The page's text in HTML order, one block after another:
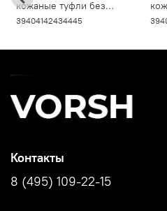
кожаные туфли без
шнурков, Классик
39404142434445 39
Контакты
8 (495) 109-22-15